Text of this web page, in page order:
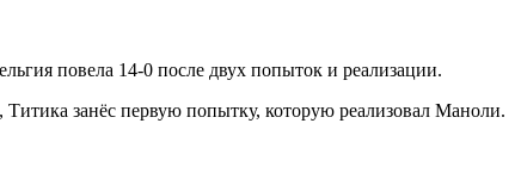
повела 14-0 после двух попыток и реализации.
занёс первую попытку, которую реализовал Маноли.